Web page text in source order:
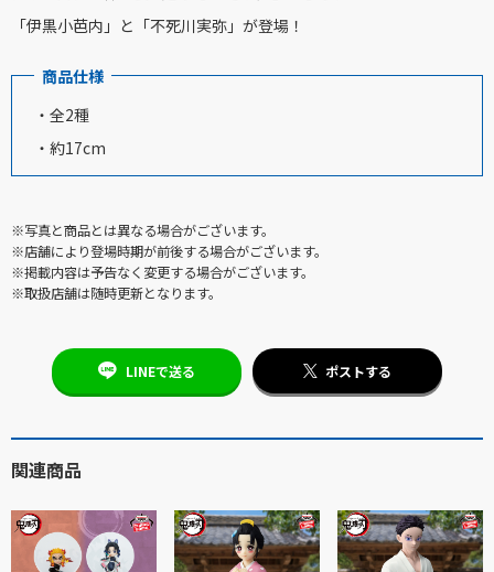
「伊黒小芭内」と「不死川実弥」が登場！
商品仕様
・全2種
・約17cm
※写真と商品とは異なる場合がございます。
※店舗により登場時期が前後する場合がございます。
※掲載内容は予告なく変更する場合がございます。
※取扱店舗は随時更新となります。
LINEで送る ポストする
関連商品